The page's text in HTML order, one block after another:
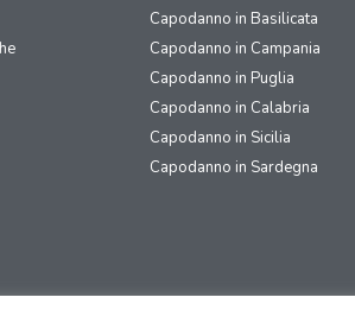
Capodanno in Basilicata
Capodanno in Campania
Capodanno in Puglia
Capodanno in Calabria
Capodanno in Sicilia
Capodanno in Sardegna